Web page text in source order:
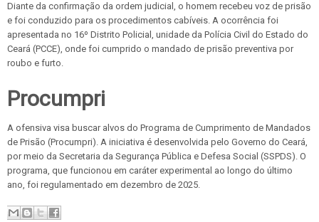
Diante da confirmação da ordem judicial, o homem recebeu voz de prisão
e foi conduzido para os procedimentos cabíveis. A ocorrência foi
apresentada no 16º Distrito Policial, unidade da Polícia Civil do Estado do
Ceará (PCCE), onde foi cumprido o mandado de prisão preventiva por
roubo e furto.
Procumpri
A ofensiva visa buscar alvos do Programa de Cumprimento de Mandados
de Prisão (Procumpri). A iniciativa é desenvolvida pelo Governo do Ceará,
por meio da Secretaria da Segurança Pública e Defesa Social (SSPDS). O
programa, que funcionou em caráter experimental ao longo do último
ano, foi regulamentado em dezembro de 2025.